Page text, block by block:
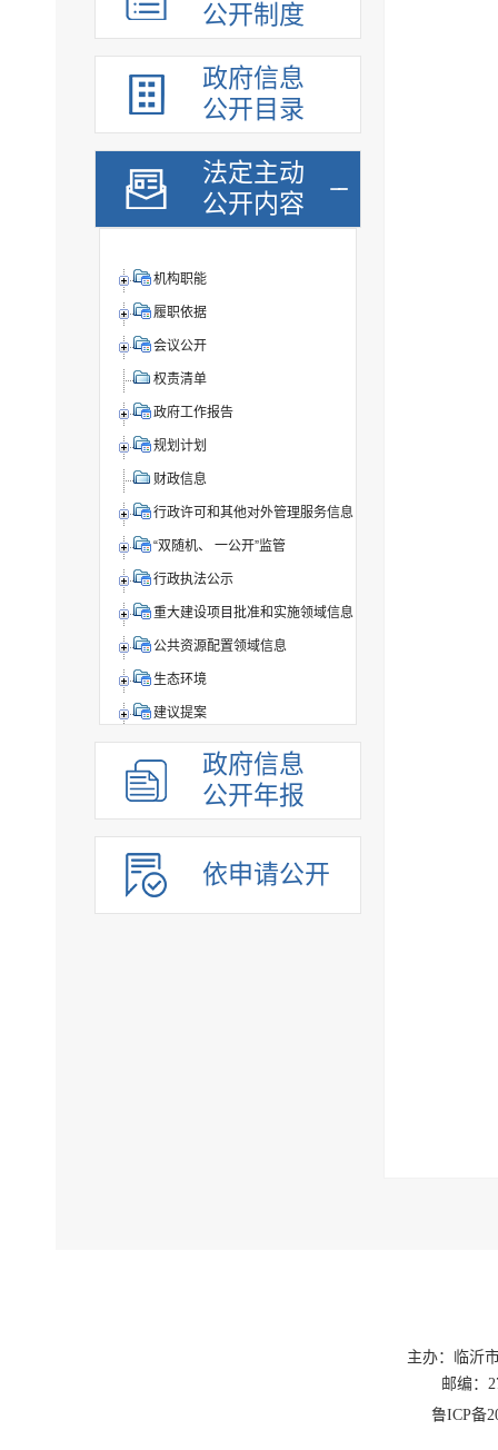
公开制度
政府信息
公开目录
法定主动
公开内容
机构职能
履职依据
会议公开
权责清单
政府工作报告
规划计划
财政信息
行政许可和其他对外管理服务信息
“双随机、 一公开”监管
行政执法公示
重大建设项目批准和实施领域信息
公共资源配置领域信息
生态环境
建议提案
组织管理
应急管理
重点领域
法制政府建设工作年报
政府信息
公开年报
依申请公开
主办：临沂
邮编：
鲁ICP备